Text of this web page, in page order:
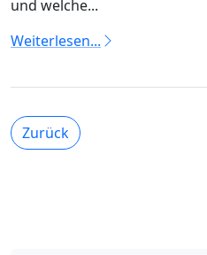
und welche...
Weiterlesen...
Zurück